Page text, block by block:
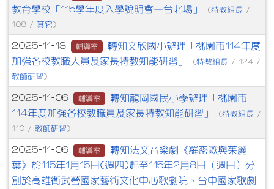
教育學校「115學年度入學說明會—台北場」
(特教組長 /
108 / 其它 )
2025-11-13 輔導室
轉知文欣國小辦理「桃園市114年度
加強各校教職人員及家長特教知能研習」
(特教組長 / 124 /
教師研習 )
2025-11-06 輔導室
轉知龍岡國民小學辦理「桃園市
114年度加強各校教職員及家長特教知能研習」
(特教組長 /
110 / 教師研習 )
2025-11-06 輔導室
轉知法文音樂劇《羅密歐與茱麗
葉》於115年1月15日(週四)起至115年2月8日（週日）分
別於高雄衛武營國家藝術文化中心歌劇院、台中國家歌劇